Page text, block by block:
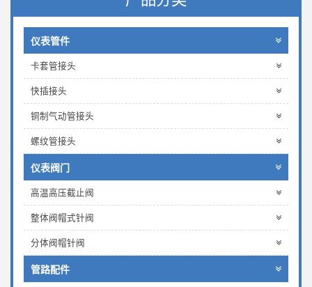
仪表管件
卡套管接头
快插接头
铜制气动管接头
螺纹管接头
仪表阀门
高温高压截止阀
整体阀帽式针阀
分体阀帽针阀
管路配件